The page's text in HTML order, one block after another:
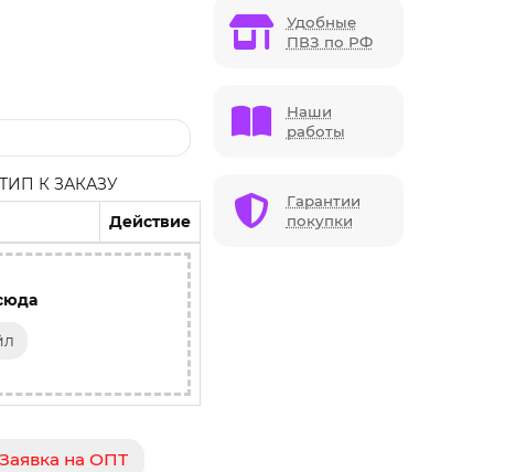
К ЗАКАЗУ
Действие
Заявка на ОПТ
Удобные
ПВЗ по РФ
Наши
работы
Гарантии
покупки